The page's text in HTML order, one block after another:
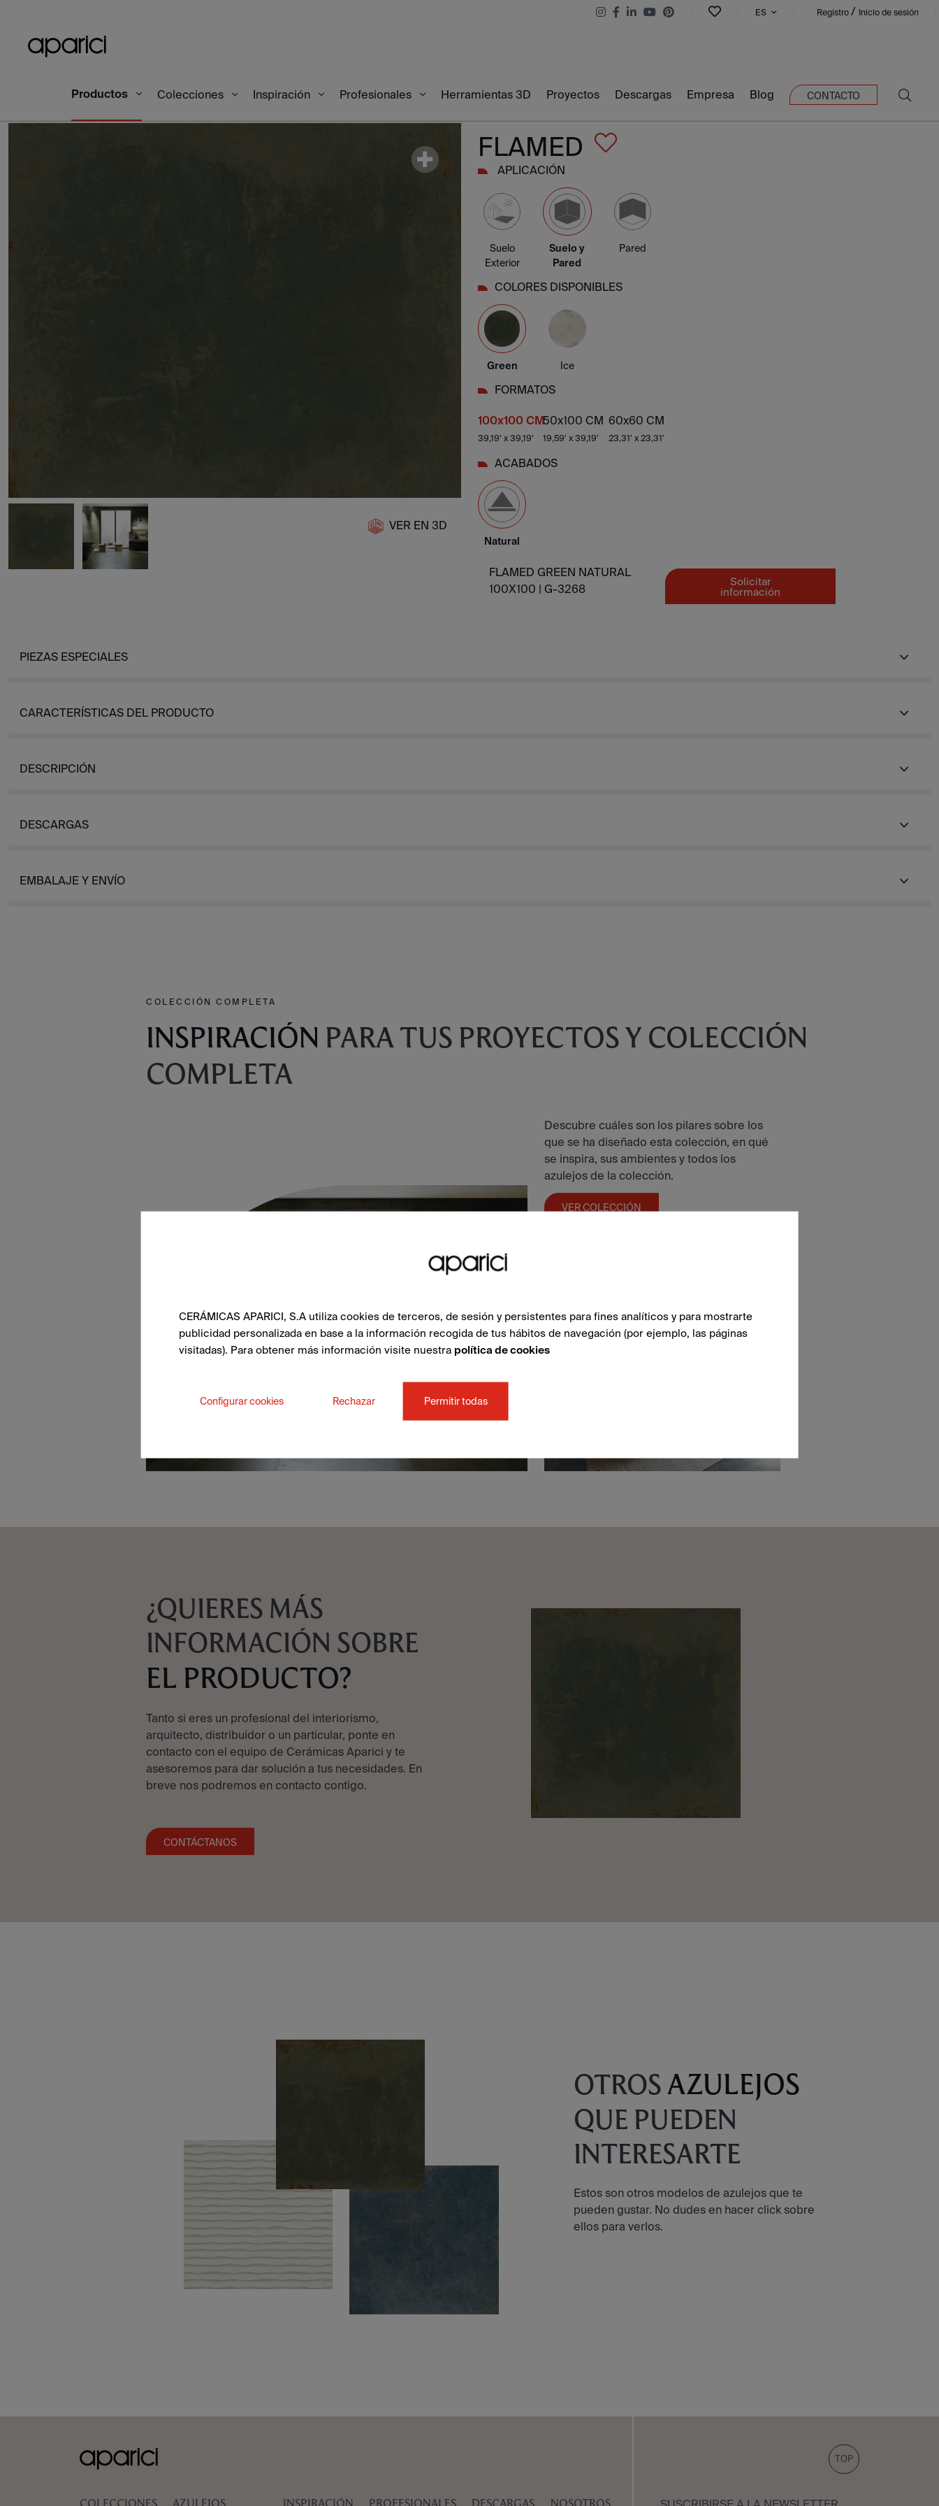
ES Registro / Inicio de sesión
Productos Colecciones Inspiración Profesionales Herramientas 3D Proyectos Descargas Empresa Blog CONTACTO
Productos Flamed Green Natural 100X100
VER EN 3D
FLAMED
APLICACIÓN
Suelo
Exterior
Suelo y
Pared
Pared
COLORES DISPONIBLES
Green Ice
FORMATOS
100x100 CM
39,19' x 39,19'
50x100 CM
19,59' x 39,19'
60x60 CM
23,31' x 23,31'
ACABADOS
Natural
FLAMED GREEN NATURAL
100X100 | G-3268
Solicitar
información
PIEZAS ESPECIALES
CARACTERÍSTICAS DEL PRODUCTO
DESCRIPCIÓN
DESCARGAS
EMBALAJE Y ENVÍO
COLECCIÓN COMPLETA
INSPIRACIÓN PARA TUS PROYECTOS Y COLECCIÓN
COMPLETA
Descubre cuáles son los pilares sobre los
que se ha diseñado esta colección, en qué
se inspira, sus ambientes y todos los
azulejos de la colección.
VER COLECCIÓN
¿QUIERES MÁS
INFORMACIÓN SOBRE
EL PRODUCTO?
Tanto si eres un profesional del interiorismo,
arquitecto, distribuidor o un particular, ponte en
contacto con el equipo de Cerámicas Aparici y te
asesoremos para dar solución a tus necesidades. En
breve nos podremos en contacto contigo.
CONTÁCTANOS
OTROS AZULEJOS
QUE PUEDEN
INTERESARTE
Estos son otros modelos de azulejos que te
pueden gustar. No dudes en hacer click sobre
ellos para verlos.
TOP
CERÁMICAS APARICI, S.A utiliza cookies de terceros, de sesión y persistentes para fines analíticos y para mostrarte
publicidad personalizada en base a la información recogida de tus hábitos de navegación (por ejemplo, las páginas
visitadas). Para obtener más información visite nuestra política de cookies
Configurar cookies Rechazar Permitir todas